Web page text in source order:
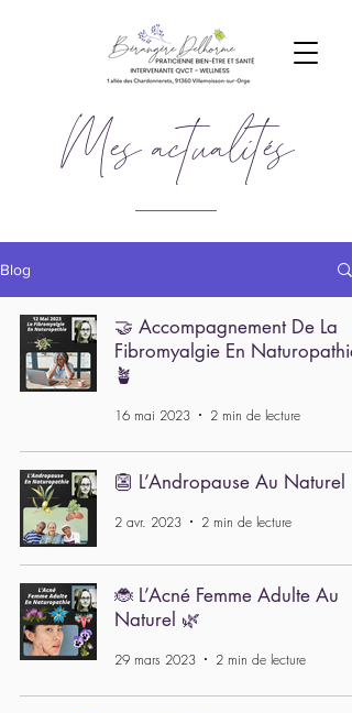
Mesactualités
Blog
🤝 Accompagnement De La
Fibromyalgie En Naturopathie
🪴
16 mai 2023 2 min de lecture
👺 L’Andropause Au Naturel
2 avr. 2023 2 min de lecture
🐞 L’Acné Femme Adulte Au
Naturel 🌿
29 mars 2023 2 min de lecture